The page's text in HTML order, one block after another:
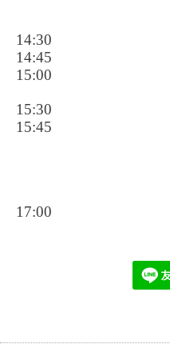
14:30
14:45
15:00
15:30
15:45
17:00